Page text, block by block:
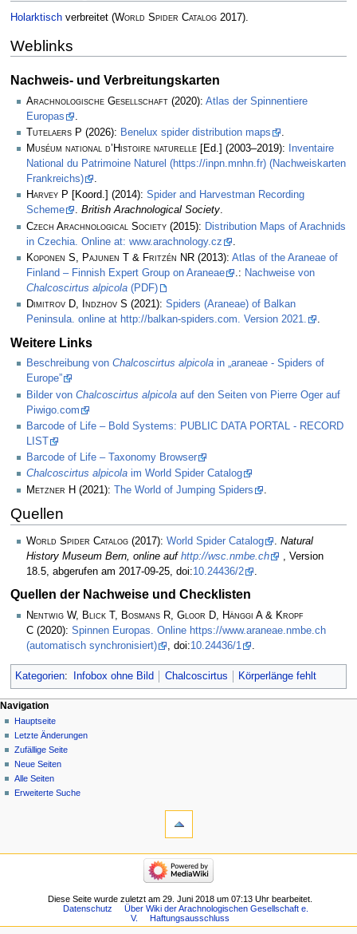
Holarktischverbreitet (World Spider Catalog2017).
Weblinks
Nachweis- und Verbreitungskarten
Arachnologische Gesellschaft (2020): Atlas der Spinnentiere
Europas
Tutelaers P (2026): Benelux spider distribution maps
.
Muséum national d’Histoire naturelle [Ed.] (2003–2019):
Inventaire
National du Patrimoine Naturel (https://inpn.mnhn.fr) (Nachweiskarten
Frankreichs)
.
Harvey P [Koord.] (2014): Spider and Harvestman Recording
Scheme
. British Arachnological Society.
Czech Arachnological Society (2015): Distribution Maps of Arachnids
in Czechia. Online at: www.arachnology.cz
Koponen S, Pajunen T & Fritzén NR (2013): Atlas of the Araneae of
Finland – Finnish Expert Group on Araneae
.: Nachweise von
Chalcoscirtus alpicola (PDF)
Dimitrov D, Indzhov S (2021): Spiders (Araneae) of Balkan
Peninsula. online at http://balkan-spiders.com. Version 2021.
.
Weitere Links
Beschreibung von Chalcoscirtus alpicola in „araneae - Spiders of
Europe”
Bilder von Chalcoscirtus alpicola auf den Seiten von Pierre Oger auf
Piwigo.com
Barcode of Life – Bold Systems: PUBLIC DATA PORTAL - RECORD
LIST
Barcode of Life – Taxonomy Browser
Chalcoscirtus alpicola im World Spider Catalog
Metzner H (2021): The World of Jumping Spiders
Quellen
World Spider Catalog (2017): World Spider Catalog . Natural
History Museum Bern, online auf http://wsc.nmbe.ch
, Version
18.5, abgerufen am 2017-09-25, doi:10.24436/2 .
Quellen der Nachweise und Checklisten
Nentwig W, Blick T, Bosmans R, Gloor D, Hänggi A & Kropf
C (2020): Spinnen Europas. Online https://www.araneae.nmbe.ch
(automatisch synchronisiert)
, doi:10.24436/1 .
Kategorien: Infobox ohne Bild Chalcoscirtus Körperlänge fehlt
Navigation
Hauptseite
Letzte Änderungen
Zufällige Seite
Neue Seiten
Alle Seiten
Erweiterte Suche
Diese Seite wurde zuletzt am 29. Juni 2018 um 07:13 Uhr bearbeitet.
Datenschutz
Über Wiki der Arachnologischen Gesellschaft e.
V.
Haftungsausschluss